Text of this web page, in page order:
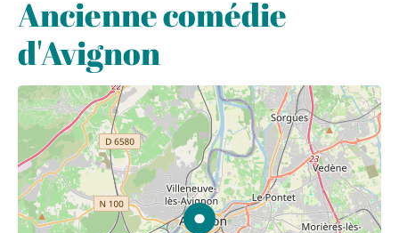
Ancienne comédie
d'Avignon